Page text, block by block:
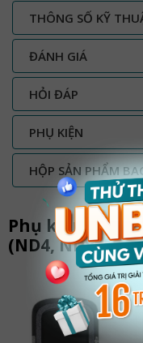
THÔNG SỐ KỸ
ĐÁNH GIÁ
HỎI ĐÁP
PHỤ KIỆN
HỘP SẢN PHẨM
Phụ kiện DJI
(ND4, ND8,